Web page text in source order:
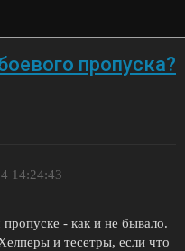
пропуска?
14:24:43
- как и не бывало.
и тесетры, если что